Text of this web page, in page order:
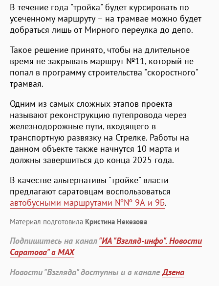
В течение года "тройка" будет курсировать по
усеченному маршруту – на трамвае можно будет
добраться лишь от Мирного переулка до депо.
Такое решение принято, чтобы на длительное
время не закрывать маршрут №11, который не
попал в программу строительства "скоростного"
трамвая.
Одним из самых сложных этапов проекта
называют реконструкцию путепровода через
железнодорожные пути, входящего в
транспортную развязку на Стрелке. Работы на
данном объекте также начнутся 10 марта и
должны завершиться до конца 2025 года.
В качестве альтернативы "тройке" власти
предлагают саратовцам воспользоваться
автобусными маршрутами №№ 9А и 9Б.
Материал подготовила Кристина Некезова
Подпишитесь на канал"ИА "Взгляд-инфо". Новости
Саратова" в MAX
Новости "Взгляда" доступны и в каналеДзена